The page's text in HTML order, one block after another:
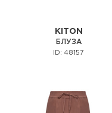
KITON
БЛУЗА
ID: 48157